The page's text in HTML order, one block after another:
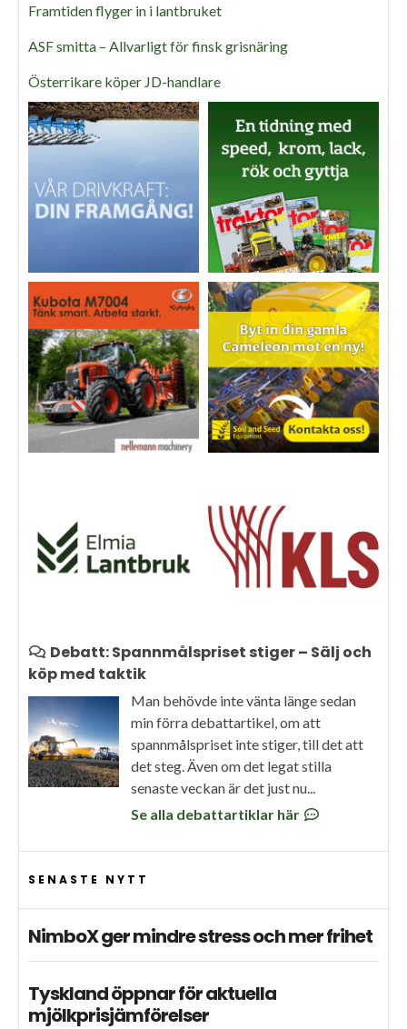
Framtiden flyger in i lantbruket
ASF smitta – Allvarligt för finsk grisnäring
Österrikare köper JD-handlare
Debatt: Spannmålspriset stiger – Sälj och
köp med taktik
Man behövde inte vänta länge sedan
min förra debattartikel, om att
spannmålspriset inte stiger, till det att
det steg. Även om det legat stilla
senaste veckan är det just nu...
Se alla debattartiklar här
SENASTE NYTT
NimboX ger mindre stress och mer frihet
Tyskland öppnar för aktuella
mjölkprisjämförelser